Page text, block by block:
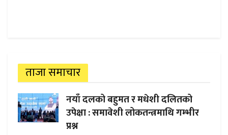
ताजा समाचार
नयाँ दलको बहुमत र मधेशी दलितको
उपेक्षा : समावेशी लोकतन्त्रमाथि गम्भीर
प्रश्न